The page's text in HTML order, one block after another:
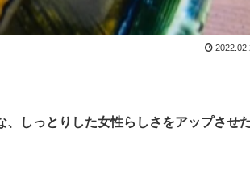
、しっとりした女性らしさをアップさせ